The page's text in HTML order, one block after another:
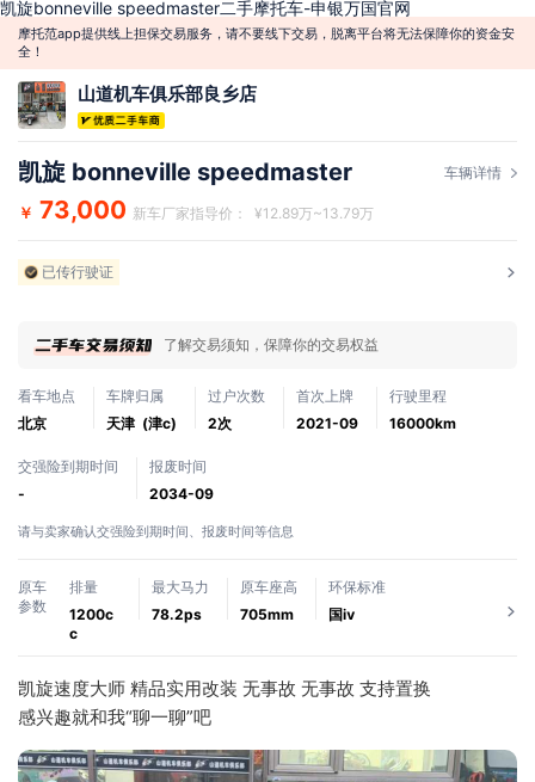
凯旋bonneville speedmaster二手摩托车-申银万国官网
摩托范app提供线上担保交易服务，请不要线下交易，脱离平台将无法保障你的资金安
全！
山道机车俱乐部良乡店
凯旋 bonneville speedmaster 车辆详情
￥ 73,000 新车厂家指导价： ¥12.89万~13.79万
已传行驶证
了解交易须知，保障你的交易权益
看车地点
北京
车牌归属
天津 (津c)
过户次数
2次
首次上牌
2021-09
行驶里程
16000km
交强险到期时间
-
报废时间
2034-09
请与卖家确认交强险到期时间、报废时间等信息
原车
参数
排量
1200c
c
最大马力
78.2ps
原车座高
705mm
环保标准
国ⅳ
凯旋速度大师 精品实用改装 无事故 无事故 支持置换
感兴趣就和我“聊一聊”吧